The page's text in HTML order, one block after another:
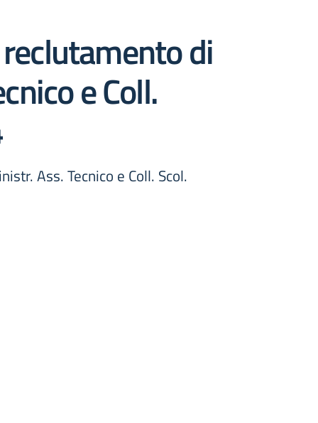
di
e Coll.
Ass. Tecnico e Coll. Scol.